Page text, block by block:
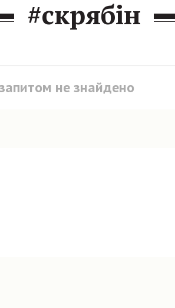
#скрябін
не знайдено